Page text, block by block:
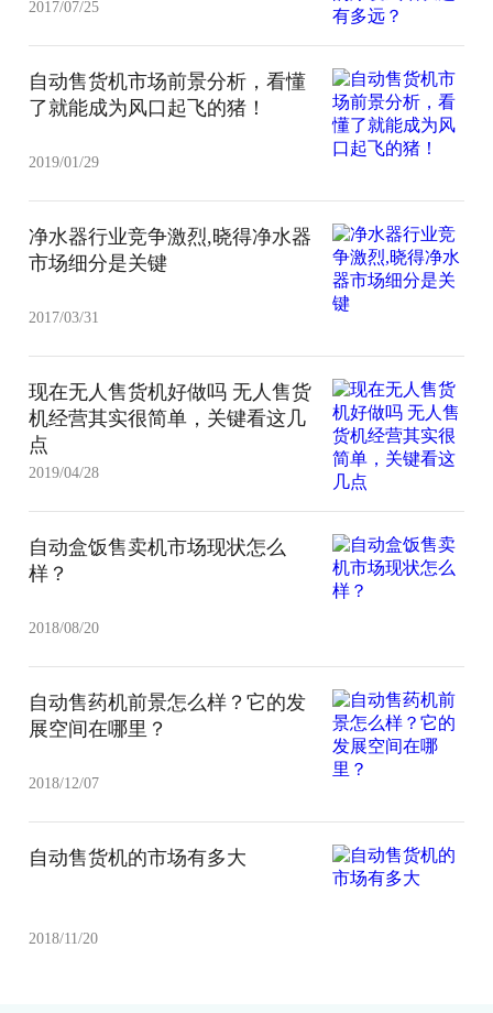
2017/07/25
自动售货机市场前景分析，看懂
了就能成为风口起飞的猪！
2019/01/29
净水器行业竞争激烈,晓得净水器
市场细分是关键
2017/03/31
现在无人售货机好做吗 无人售货
机经营其实很简单，关键看这几
点
2019/04/28
自动盒饭售卖机市场现状怎么
样？
2018/08/20
自动售药机前景怎么样？它的发
展空间在哪里？
2018/12/07
自动售货机的市场有多大
2018/11/20